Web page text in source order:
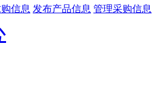
信息 发布产品信息 管理采购信息